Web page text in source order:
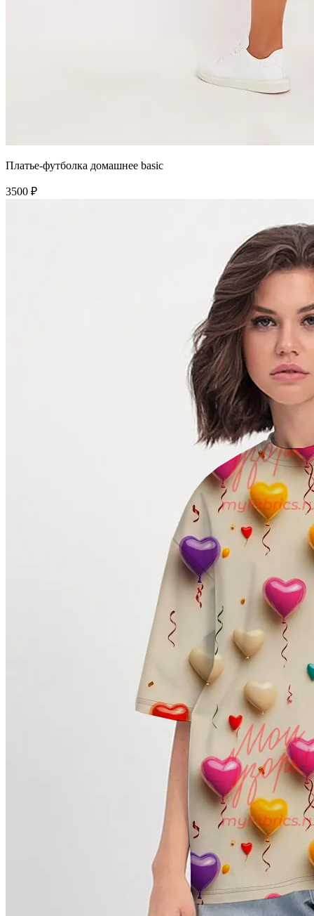
Платье-футболка домашнее basic
3500 ₽